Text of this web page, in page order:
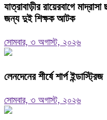
যাত্রাবাড়ীর রায়েরবাগে
জন্য দুই শিক্ষক আটক
সোমবার, ৩ অগাস্ট, ২০২৬
লেনদেনের শীর্ষে শার্প ইন্ডাস্ট্রিজ
সোমবার, ৩ অগাস্ট, ২০২৬